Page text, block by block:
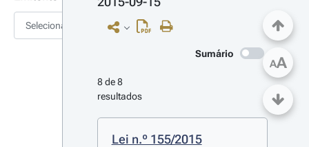
Selecionar
Sumário
8 de 8
resultados
Lei n.º 155/2015
AA